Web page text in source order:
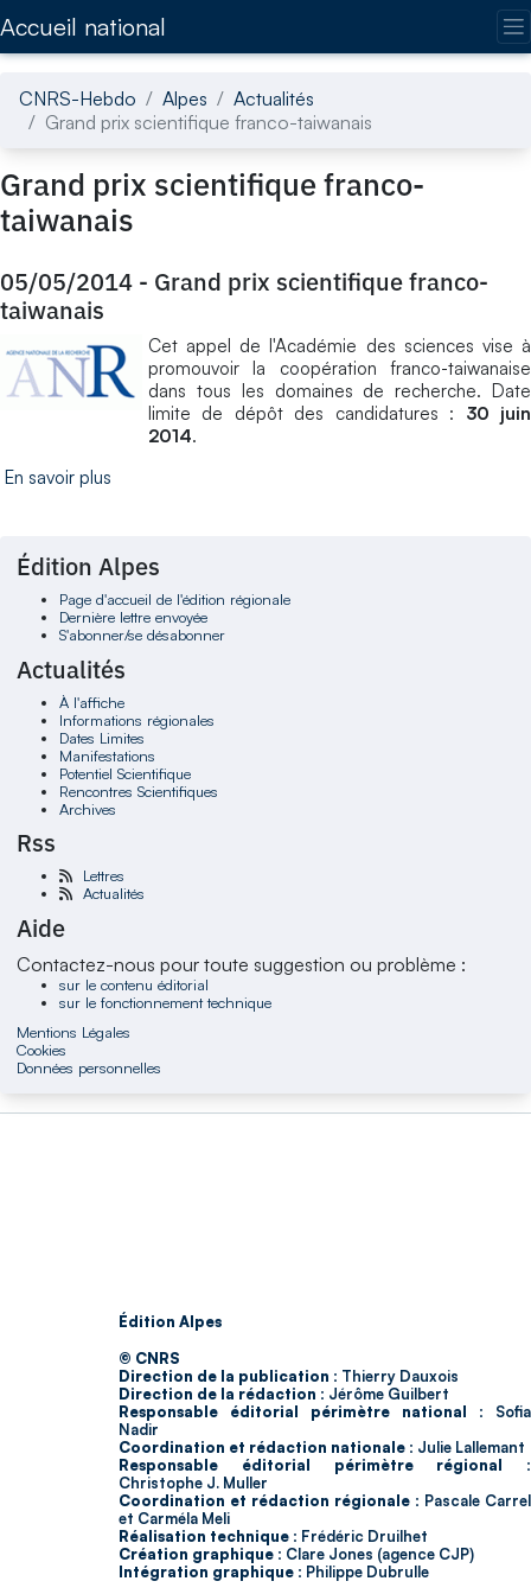
Accueil national
CNRS-Hebdo Alpes
Actualités
Grand prix scientifique franco-taiwanais
Grand prix scientifique franco-
taiwanais
05/05/2014 - Grand prix scientifique franco-
taiwanais
Cet appel de l'Académie des sciences vise à
promouvoir la coopération franco-taiwanaise
dans tous les domaines de recherche. Date
limite de dépôt des candidatures : 30 juin
2014.
En savoir plus
Édition Alpes
Page d'accueil de l'édition régionale
Dernière lettre envoyée
S'abonner/se désabonner
Actualités
À l'affiche
Informations régionales
Dates Limites
Manifestations
Potentiel Scientifique
Rencontres Scientifiques
Archives
Rss
Lettres
Actualités
Aide
Contactez-nous pour toute suggestion ou problème :
sur le contenu éditorial
sur le fonctionnement technique
Mentions Légales
Cookies
Données personnelles
Édition Alpes
© CNRS
Direction de la publication : Thierry Dauxois
Direction de la rédaction : Jérôme Guilbert
Responsable éditorial périmètre national : Sofia
Nadir
Coordination et rédaction nationale : Julie Lallemant
Responsable éditorial périmètre régional :
Christophe J. Muller
Coordination et rédaction régionale : Pascale Carrel
et Carméla Meli
Réalisation technique : Frédéric Druilhet
Création graphique : Clare Jones (agence CJP)
Intégration graphique : Philippe Dubrulle